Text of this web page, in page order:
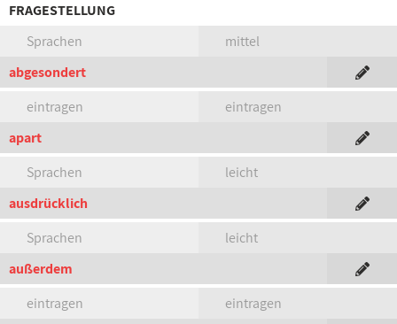
FRAGESTELLUNG
Sprachen
mittel
abgesondert
eintragen
eintragen
apart
Sprachen
leicht
ausdrücklich
Sprachen
leicht
außerdem
eintragen
eintragen